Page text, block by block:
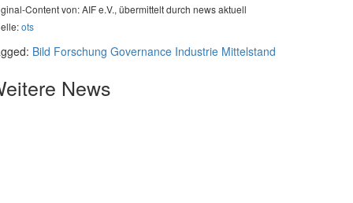
Content von: AIF e.V., übermittelt durch news aktuell
ots
Bild Forschung Governance Industrie Mittelstand
News